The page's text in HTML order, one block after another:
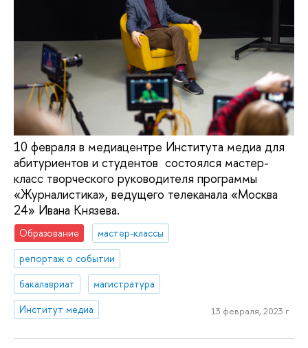
10 февраля в медиацентре Института медиа для
абитуриентов и студентов состоялся мастер-
класс творческого руководителя программы
«Журналистика», ведущего телеканала «Москва
24» Ивана Князева.
Образование
мастер-классы
репортаж о событии
бакалавриат
магистратура
Институт медиа
13 февраля, 2023 г.